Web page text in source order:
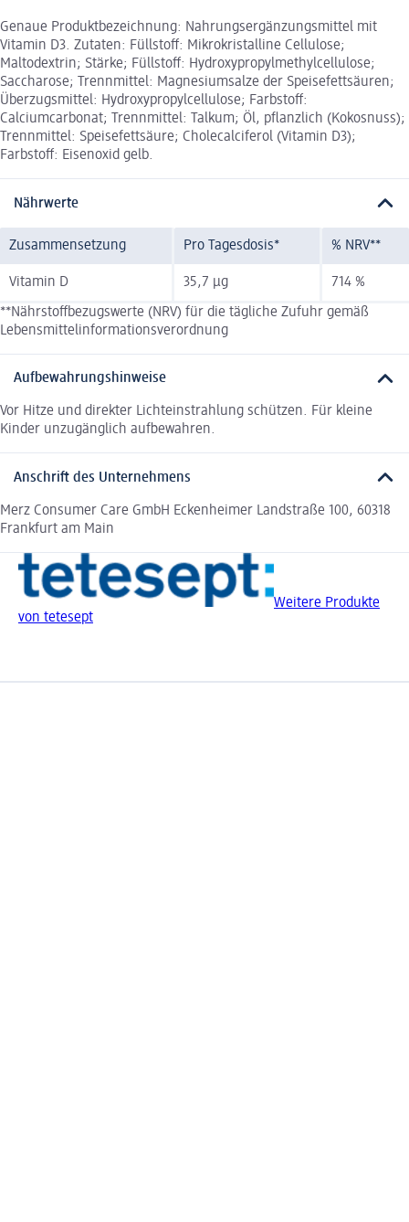
Genaue Produktbezeichnung: Nahrungsergänzungsmittel mit
Vitamin D3. Zutaten: Füllstoff: Mikrokristalline Cellulose;
Maltodextrin; Stärke; Füllstoff: Hydroxypropylmethylcellulose;
Saccharose; Trennmittel: Magnesiumsalze der Speisefettsäuren;
Überzugsmittel: Hydroxypropylcellulose; Farbstoff:
Calciumcarbonat; Trennmittel: Talkum; Öl, pflanzlich (Kokosnuss);
Trennmittel: Speisefettsäure; Cholecalciferol (Vitamin D3);
Farbstoff: Eisenoxid gelb.
Nährwerte
Zusammensetzung Pro Tagesdosis* % NRV**
Vitamin D 35,7 µg 714 %
**Nährstoffbezugswerte (NRV) für die tägliche Zufuhr gemäß
Lebensmittelinformationsverordnung
Aufbewahrungshinweise
Vor Hitze und direkter Lichteinstrahlung schützen. Für kleine
Kinder unzugänglich aufbewahren.
Anschrift des Unternehmens
Merz Consumer Care GmbH Eckenheimer Landstraße 100, 60318
Frankfurt am Main
Weitere Produkte
von tetesept